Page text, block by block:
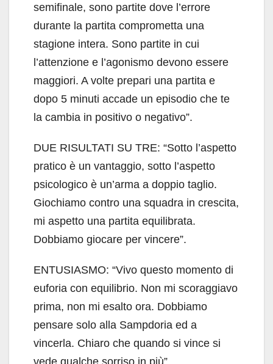
semifinale, sono partite dove l’errore
durante la partita comprometta una
stagione intera. Sono partite in cui
l’attenzione e l’agonismo devono essere
maggiori. A volte prepari una partita e
dopo 5 minuti accade un episodio che te
la cambia in positivo o negativo”.
DUE RISULTATI SU TRE: “Sotto l’aspetto
pratico è un vantaggio, sotto l’aspetto
psicologico è un’arma a doppio taglio.
Giochiamo contro una squadra in crescita,
mi aspetto una partita equilibrata.
Dobbiamo giocare per vincere”.
ENTUSIASMO: “Vivo questo momento di
euforia con equilibrio. Non mi scoraggiavo
prima, non mi esalto ora. Dobbiamo
pensare solo alla Sampdoria ed a
vincerla. Chiaro che quando si vince si